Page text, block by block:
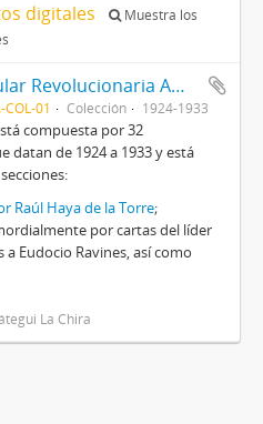
digitales
Muestra los
Alianza Popular Revolucionaria Americana-APRA (Colección)
COL-01 Colección 1924-1933
compuesta por 32
datan de 1924 a 1933 y está
Raúl Haya de la Torre;
por cartas del líder
Eudocio Ravines, así como
La Chira